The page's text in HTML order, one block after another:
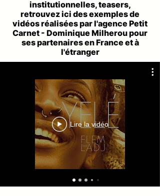
institutionnelles, teasers,
retrouvez ici des exemples de
vidéos réalisées par l'agence Petit
Carnet - Dominique Milherou pour
ses partenaires en France et à
l'étranger
Lire la vidéo